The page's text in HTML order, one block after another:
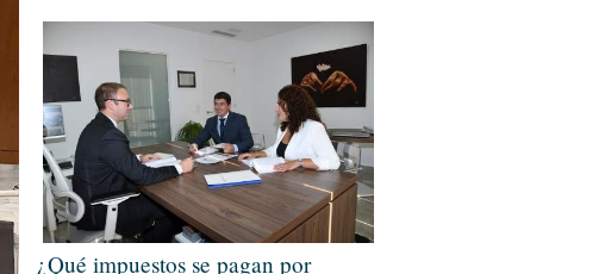
¿Qué impuestos se pagan por